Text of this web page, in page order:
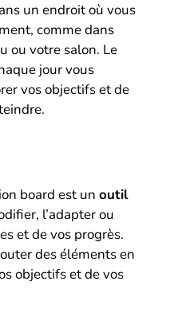
un endroit où vous
comme dans
ou votre salon. Le
jour vous
vos objectifs et de
board est un outil
l’adapter ou
et de vos progrès.
des éléments en
objectifs et de vos